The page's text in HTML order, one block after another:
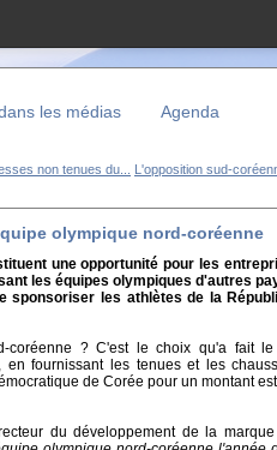
les médias Agenda
non tenues du... L'opposition sud-
olympique nord-coréenne
une opportunité pour les
les équipes olympiques d'autres
sponsoriser les athlètes de la
coréenne ? C'est le choix qu'a fait le
, en fournissant les tenues et les
de Corée pour un montant
du développement de la